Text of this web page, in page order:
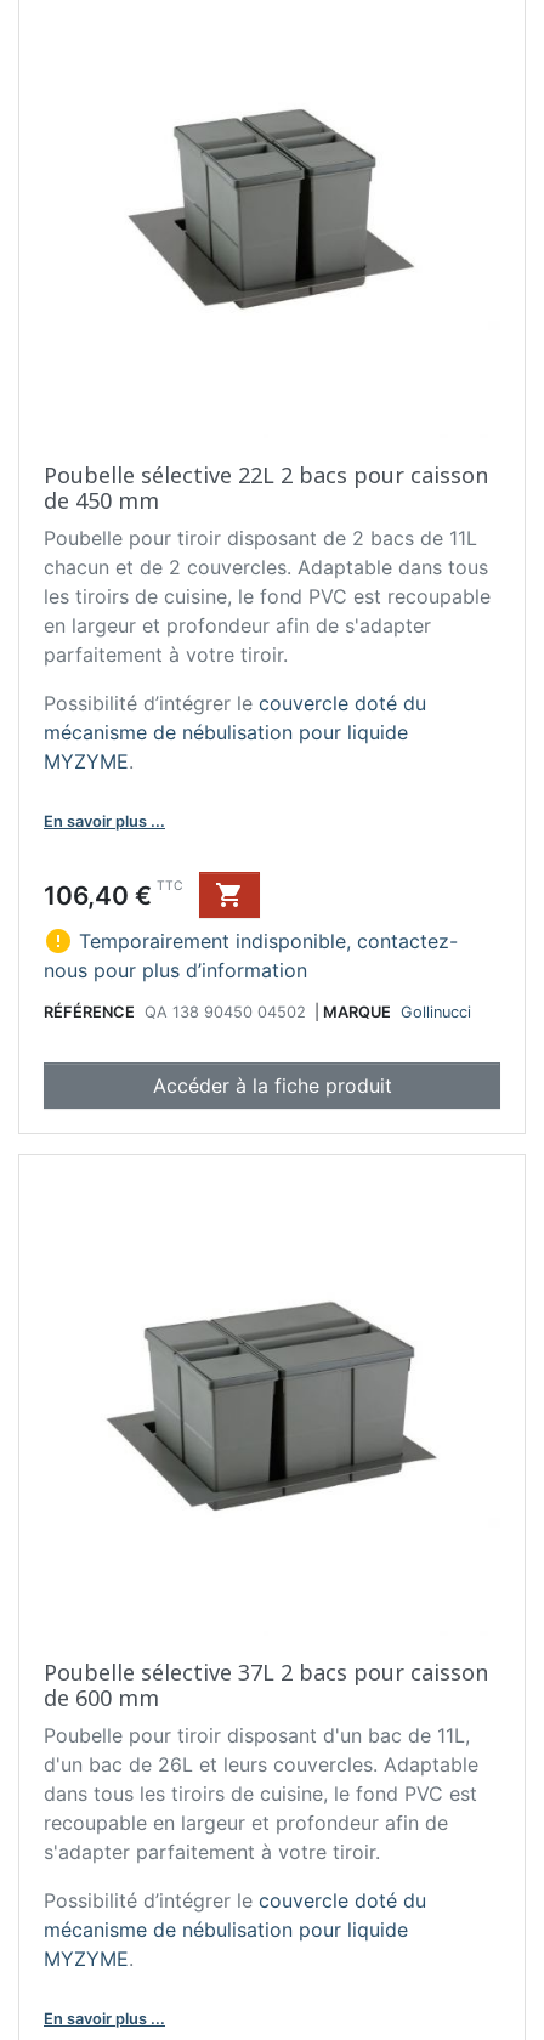
Poubelle sélective 22L 2 bacs pour caisson
de 450 mm
Poubelle pour tiroir disposant de 2 bacs de 11L
chacun et de 2 couvercles. Adaptable dans tous
les tiroirs de cuisine, le fond PVC est recoupable
en largeur et profondeur afin de s'adapter
parfaitement à votre tiroir.
Possibilité d’intégrer le couvercle doté du
mécanisme de nébulisation pour liquide
MYZYME.
En savoir plus ...
Prix
106,40 € TTC

 Temporairement indisponible, contactez-
nous pour plus d’information
RÉFÉRENCE QA 138 90450 04502 MARQUE Gollinucci
Accéder à la fiche produit
Poubelle sélective 37L 2 bacs pour caisson
de 600 mm
Poubelle pour tiroir disposant d'un bac de 11L,
d'un bac de 26L et leurs couvercles. Adaptable
dans tous les tiroirs de cuisine, le fond PVC est
recoupable en largeur et profondeur afin de
s'adapter parfaitement à votre tiroir.
Possibilité d’intégrer le couvercle doté du
mécanisme de nébulisation pour liquide
MYZYME.
En savoir plus ...